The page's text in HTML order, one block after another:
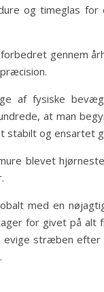
og timeglas for
gennem
af fysiske
at man
og ensartet
blevet
med en
for givet på alt
evige stræben